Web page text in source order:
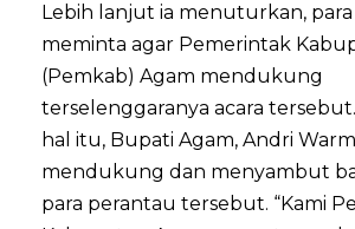
Lebih lanjut ia menuturkan,
meminta agar Pemerintak
(Pemkab) Agam mendukung
terselenggaranya acara
hal itu, Bupati Agam, Andri
mendukung dan menyambut
para perantau tersebut. “Kami